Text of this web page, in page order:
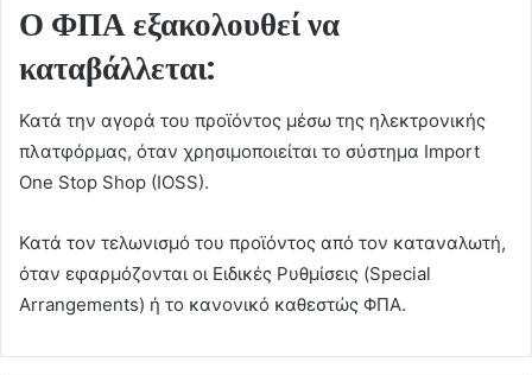
Ο ΦΠΑ εξακολουθεί να
καταβάλλεται:
Κατά την αγορά του προϊόντος μέσω της ηλεκτρονικής
πλατφόρμας, όταν χρησιμοποιείται το σύστημα Import
One Stop Shop (IOSS).
Κατά τον τελωνισμό του προϊόντος από τον καταναλωτή,
όταν εφαρμόζονται οι Ειδικές Ρυθμίσεις (Special
Arrangements) ή το κανονικό καθεστώς ΦΠΑ.